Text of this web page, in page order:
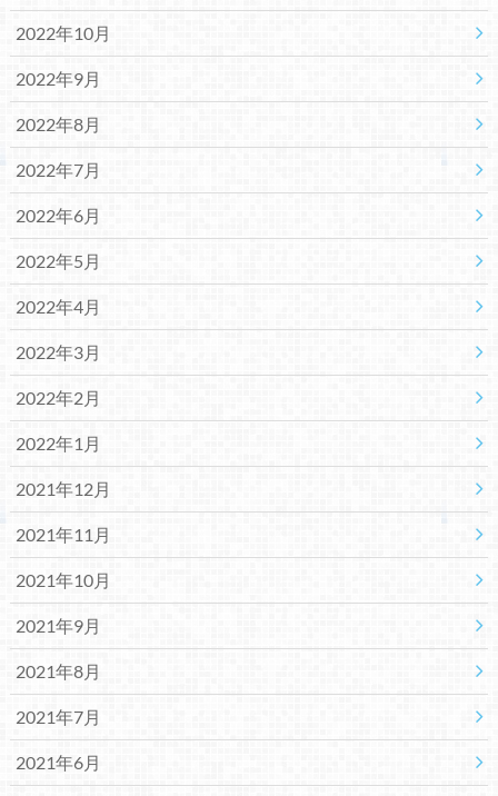
2022年10月
2022年9月
2022年8月
2022年7月
2022年6月
2022年5月
2022年4月
2022年3月
2022年2月
2022年1月
2021年12月
2021年11月
2021年10月
2021年9月
2021年8月
2021年7月
2021年6月